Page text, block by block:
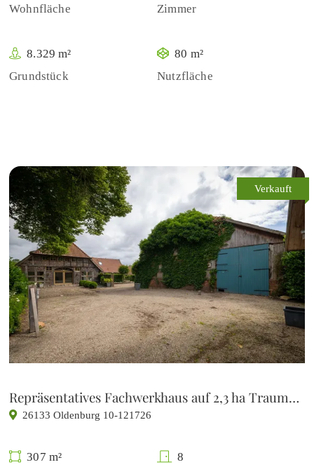
Wohnfläche
Zimmer
8.329 m²
Grundstück
80 m²
Nutzfläche
Verkauft
Repräsentatives Fachwerkhaus auf 2,3 ha Traumgrundstück zu verkaufen
26133 Oldenburg 10-121726
307 m²
8